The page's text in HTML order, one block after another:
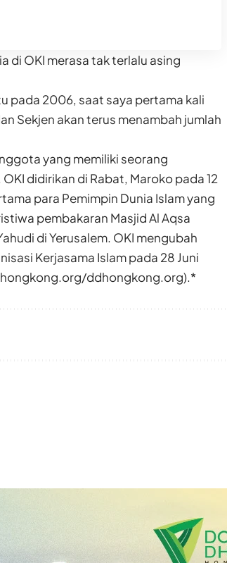
di OKI merasa tak terlalu asing
pada 2006, saat saya pertama kali
Sekjen akan terus menambah jumlah
yang memiliki seorang
didirikan di Rabat, Maroko pada 12
para Pemimpin Dunia Islam yang
pembakaran Masjid Al Aqsa
di Yerusalem. OKI mengubah
Kerjasama Islam pada 28 Juni
ddhongkong.org).*